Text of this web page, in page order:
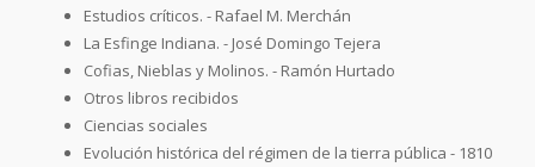
Estudios críticos. - Rafael M. Merchán
La Esfinge Indiana. - José Domingo Tejera
Cofias, Nieblas y Molinos. - Ramón Hurtado
Otros libros recibidos
Ciencias sociales
Evolución histórica del régimen de la tierra pública - 1810